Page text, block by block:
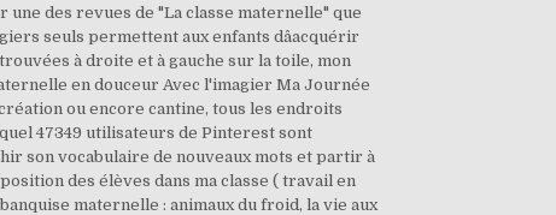
des revues de "La classe maternelle" que
seuls permettent aux enfants dâacquérir
trouvées à droite et à gauche sur la toile, mon
en douceur Avec l'imagier Ma Journée
ou encore cantine, tous les endroits
47349 utilisateurs de Pinterest sont
son vocabulaire de nouveaux mots et partir à
des élèves dans ma classe ( travail en
maternelle : animaux du froid, la vie aux